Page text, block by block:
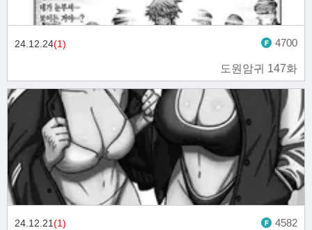
도원암귀 147화
24.12.24(1) 4700
24.12.21(1) 4582